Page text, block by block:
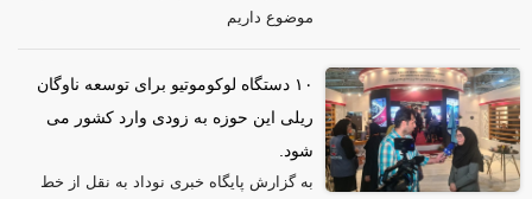
موضوع داریم
۱۰ دستگاه لوکوموتیو برای توسعه ناوگان
ریلی این حوزه به زودی وارد کشور می
شود.
به گزارش پایگاه خبری نوداد به نقل از خط